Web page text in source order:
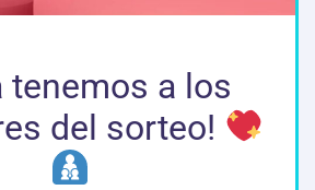
tenemos a los
del sorteo!